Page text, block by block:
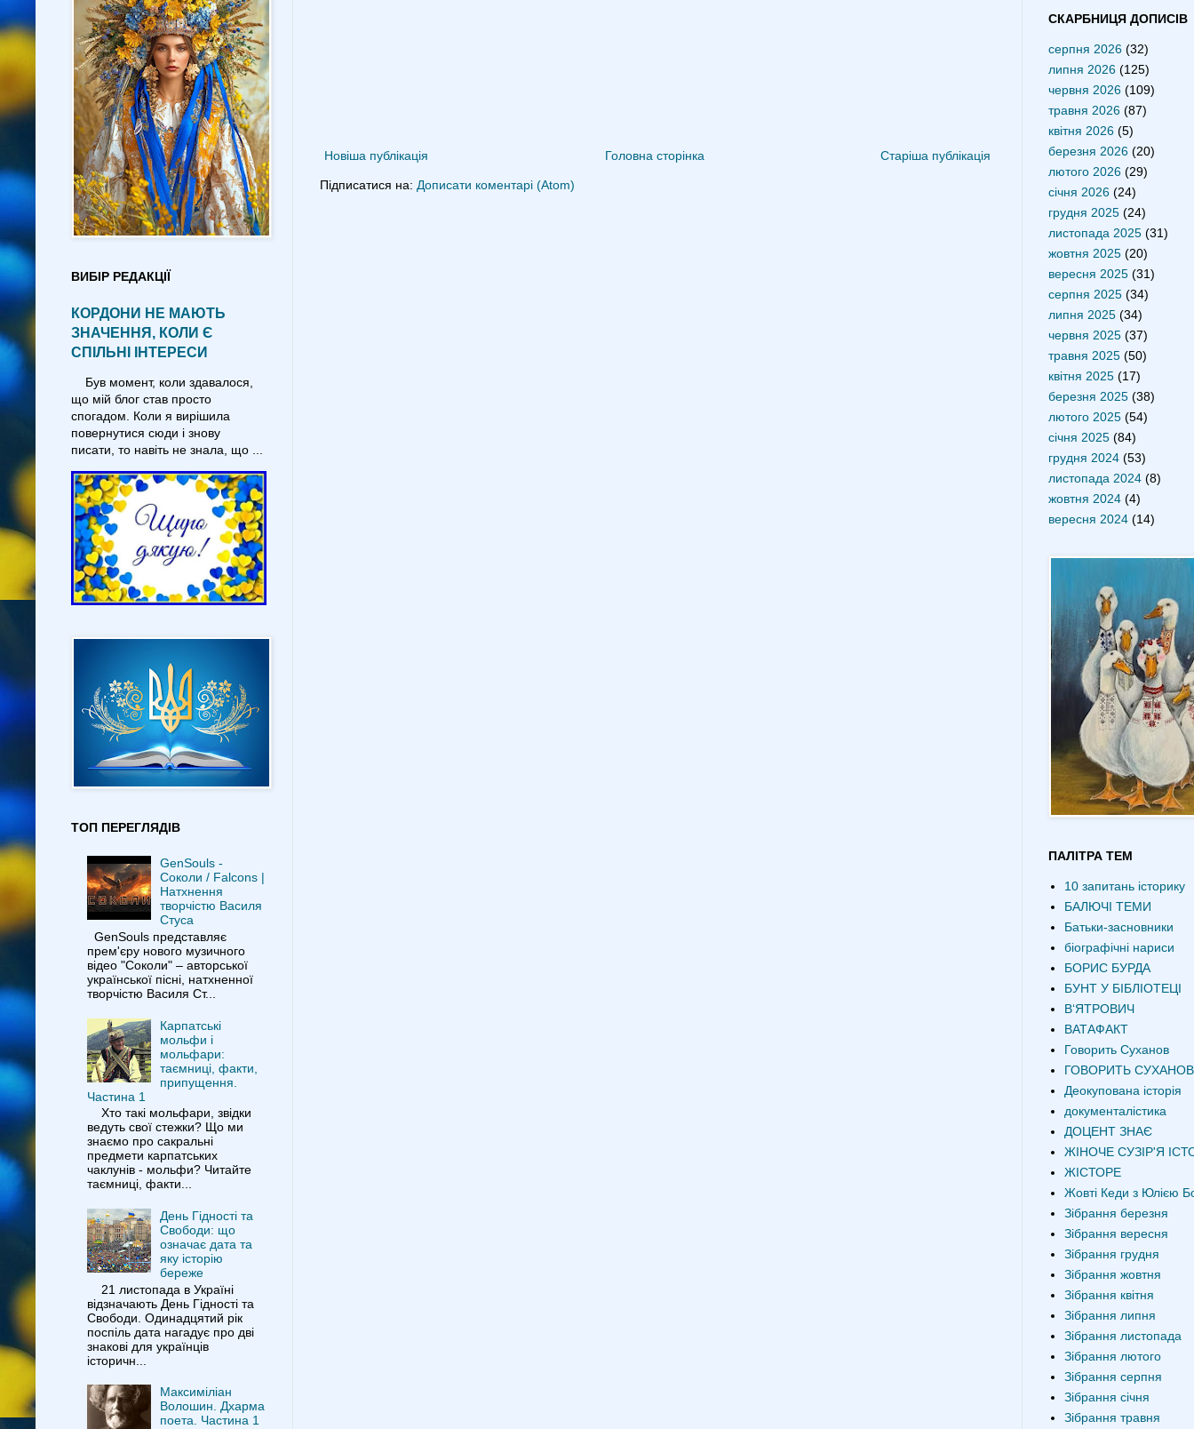
Новіша публікація Старіша публікація
Головна сторінка
Підписатися на: Дописати коментарі (Atom)
ВИБІР РЕДАКЦІЇ
КОРДОНИ НЕ МАЮТЬ
ЗНАЧЕННЯ, КОЛИ Є
СПІЛЬНІ ІНТЕРЕСИ
Був момент, коли здавалося,
що мій блог став просто
спогадом. Коли я вирішила
повернутися сюди і знову
писати, то навіть не знала, що ...
ТОП ПЕРЕГЛЯДІВ
GenSouls -
Соколи / Falcons |
Натхнення
творчістю Василя
Стуса
GenSouls представляє
прем'єру нового музичного
відео "Соколи" – авторської
української пісні, натхненної
творчістю Василя Ст...
Карпатські
мольфи і
мольфари:
таємниці, факти,
припущення.
Частина 1
Хто такі мольфари, звідки
ведуть свої стежки? Що ми
знаємо про сакральні
предмети карпатських
чаклунів - мольфи? Читайте
таємниці, факти...
День Гідності та
Свободи: що
означає дата та
яку історію
береже
21 листопада в Україні
відзначають День Гідності та
Свободи. Одинадцятий рік
поспіль дата нагадує про дві
знакові для українців
історичн...
Максиміліан
Волошин. Дхарма
поета. Частина 1
СКАРБНИЦЯ ДОПИСІВ
серпня 2026 (32)
липня 2026 (125)
червня 2026 (109)
травня 2026 (87)
квітня 2026 (5)
березня 2026 (20)
лютого 2026 (29)
січня 2026 (24)
грудня 2025 (24)
листопада 2025 (31)
жовтня 2025 (20)
вересня 2025 (31)
серпня 2025 (34)
липня 2025 (34)
червня 2025 (37)
травня 2025 (50)
квітня 2025 (17)
березня 2025 (38)
лютого 2025 (54)
січня 2025 (84)
грудня 2024 (53)
листопада 2024 (8)
жовтня 2024 (4)
вересня 2024 (14)
ПАЛІТРА ТЕМ
10 запитань історику
БАЛЮЧІ ТЕМИ
Батьки-засновники
біографічні нариси
БОРИС БУРДА
БУНТ У БІБЛІОТЕЦІ
В‘ЯТРОВИЧ
ВАТАФАКТ
Говорить Суханов
ГОВОРИТЬ СУХАНОВ
Деокупована історія
документалістика
ДОЦЕНТ ЗНАЄ
ЖІНОЧЕ СУЗІР'Я
ЖІСТОРЕ
Жовті Кеди з Юлією
Зібрання березня
Зібрання вересня
Зібрання грудня
Зібрання жовтня
Зібрання квітня
Зібрання липня
Зібрання листопада
Зібрання лютого
Зібрання серпня
Зібрання січня
Зібрання травня